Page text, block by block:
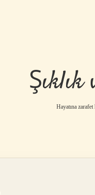
Hayatına